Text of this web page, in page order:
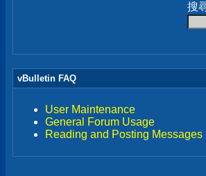
搜
vBulletin FAQ
User Maintenance
General Forum Usage
Reading and Posting Messages